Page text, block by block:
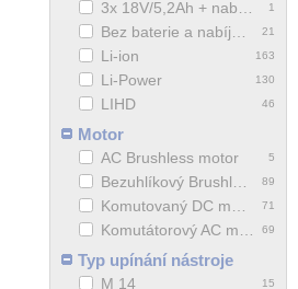
1
21
163
Li-ion
130
Li-Power
46
LIHD
Motor
5
AC Brushless motor
89
71
69
Typ upínání nástroje
15
M 14